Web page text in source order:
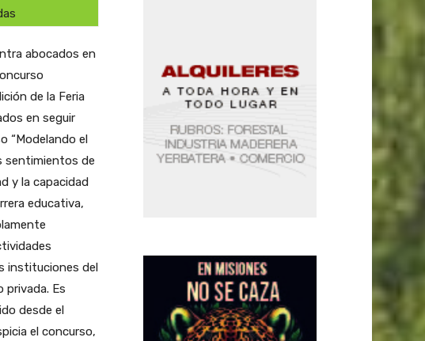
abocados en
de la Feria
en seguir
“Modelando el
sentimientos de
y la capacidad
educativa,
instituciones del
privada. Es
desde el
el concurso,